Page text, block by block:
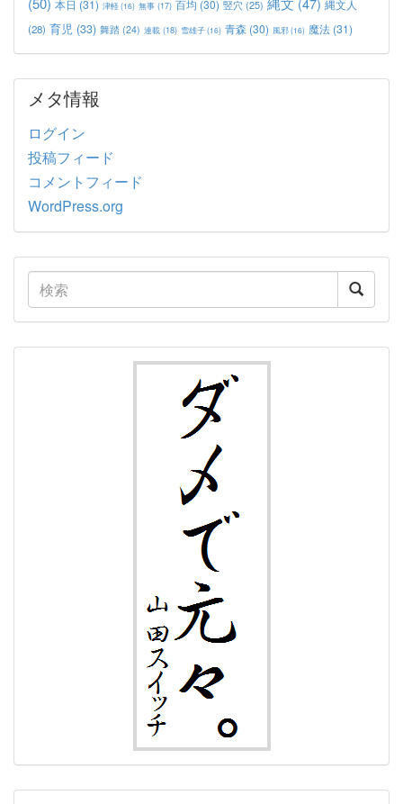
本日 (31) 津軽(16) 無事 (17) 百均 (30) 竪穴 (25)
縄文人
(28) 育児 (33) 舞踏 (24) 連載 (18) 雪雄子(16) 青森 (30) 風邪(16) 魔法 (31)
メタ情報
ログイン
投稿フィード
コメントフィード
WordPress.org